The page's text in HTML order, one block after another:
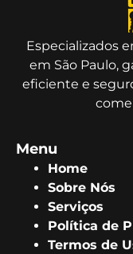
Especializados
em São Paulo,
eficiente e
Menu
Home
Sobre Nós
Serviços
Política de
Termos de